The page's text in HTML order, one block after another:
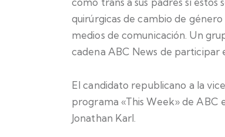
quirúrgicas de cambio de
medios de comunicación. Un
cadena ABC News de participar
El candidato republicano a la
programa «This Week» de ABC
Jonathan Karl.